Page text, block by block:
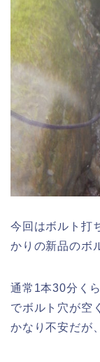
今回はボルト打
かりの新品のボ
通常1本30分く
でボルト穴が空
かなり不安だが